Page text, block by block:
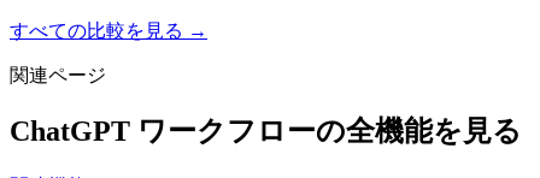
すべての比較を見る →
関連ページ
ChatGPT ワークフローの全機能を見る